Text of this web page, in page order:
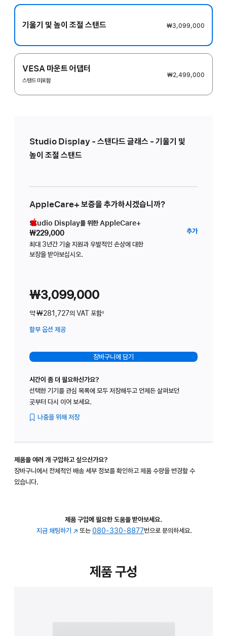
기울기 및 높이 조절 스탠드 ₩3,099,000
VESA 마운트 어댑터
스탠드 미포함
₩2,499,000
Studio Display - 스탠다드 글래스 - 기울기 및
높이 조절 스탠드
AppleCare+ 보증을 추가하시겠습니까?
Studio Display를 위한 AppleCare+
₩229,000
최대 3년간 기술 지원과 우발적인 손상에 대한
보장을 받아보십시오.
추가Studio
₩3,099,000
약 ₩281,727의 VAT 포함◊
할부 옵션 제공
열림)
장바구니에 담기
시간이 좀 더 필요하신가요?
선택한 기기를 관심 목록에 모두 저장해두고 언제든 살펴보던
곳부터 다시 이어 보세요.
나중을 위해 저장
제품을 여러 개 구입하고 싶으신가요?
장바구니에서 전체적인 배송 세부 정보를 확인하고 제품 수량을 변경할 수
있습니다.
제품 구입에 필요한 도움을 받아보세요.
지금 채팅하기 (새 또는 080-330-8877번으로 문의하세요.
제품 구성